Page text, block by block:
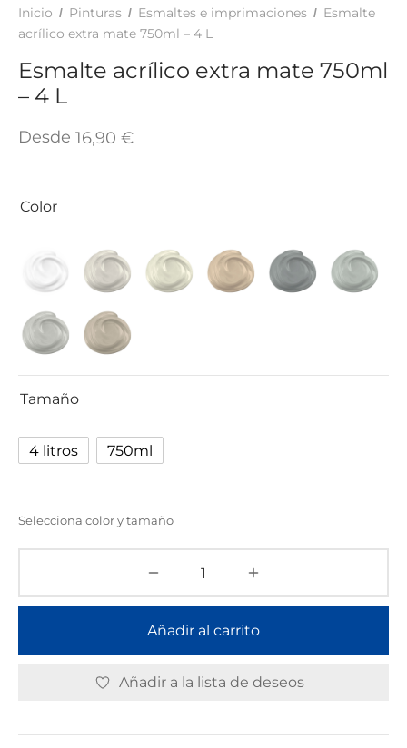
Inicio / Pinturas / Esmaltes e imprimaciones / Esmalte
acrílico extra mate 750ml – 4 L
Esmalte acrílico extra mate 750ml
– 4 L
Desde 16,90 €
Color
Tamaño
4 litros 750ml
Selecciona color y tamaño
Añadir al carrito
Añadir a la lista de deseos
ADHESIVOS Y COLAS
Y SUELOS
TINTES Y MANUALIDADES